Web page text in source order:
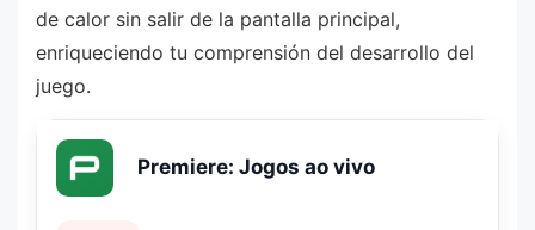
de calor sin salir de la pantalla principal,
enriqueciendo tu comprensión del desarrollo del
juego.
Premiere: Jogos ao vivo